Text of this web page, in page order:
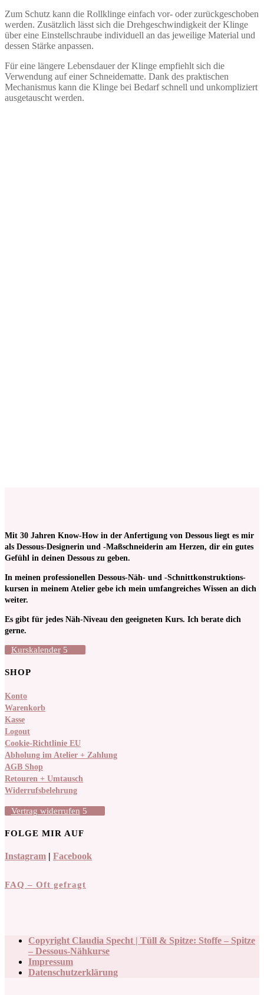
Zum Schutz kann die Rollklinge einfach vor- oder zurückgeschoben
werden. Zusätzlich lässt sich die Drehgeschwindigkeit der Klinge
über eine Einstellschraube individuell an das jeweilige Material und
dessen Stärke anpassen.
Für eine längere Lebensdauer der Klinge empfiehlt sich die
Verwendung auf einer Schneidematte. Dank des praktischen
Mechanismus kann die Klinge bei Bedarf schnell und unkompliziert
ausgetauscht werden.
Mit 30 Jahren Know-How in der Anfertigung von Dessous liegt es mir
als Dessous-Designerin und -Maßschneiderin am Herzen, dir ein gutes
Gefühl in deinen Dessous zu geben.
In meinen pro­fessionellen Dessous-Näh- und -Schnitt­kon­struktions­
kursen in meinem Atelier gebe ich mein umfangreiches Wissen an dich
weiter.
Es gibt für jedes Näh-Niveau den geeigneten Kurs. Ich berate dich
gerne.
Kurskalender
SHOP
Konto
Warenkorb
Kasse
Logout
Cookie-Richtlinie EU
Abholung im Atelier + Zahlung
AGB Shop
Retouren + Umtausch
Widerrufsbelehrung
Vertrag widerrufen
FOLGE MIR AUF
Instagram | Facebook
FAQ – Oft gefragt
Copyright Claudia Specht | Tüll & Spitze: Stoffe – Spitze
– Dessous-Nähkurse
Impressum
Datenschutzerklärung